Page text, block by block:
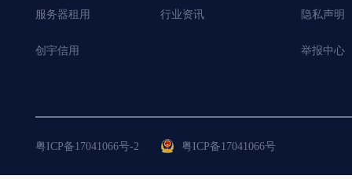
服务器租用
创宇信用
行业资讯 隐私声明
举报中心
粤ICP备17041066号-2 粤ICP备17041066号